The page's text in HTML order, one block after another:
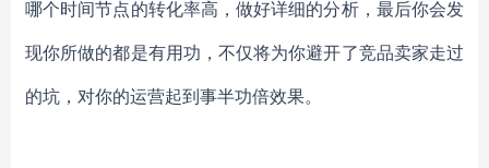
哪个时间节点的转化率高，做好详细的分析，最后你会发
现你所做的都是有用功，不仅将为你避开了竞品卖家走过
的坑，对你的运营起到事半功倍效果。